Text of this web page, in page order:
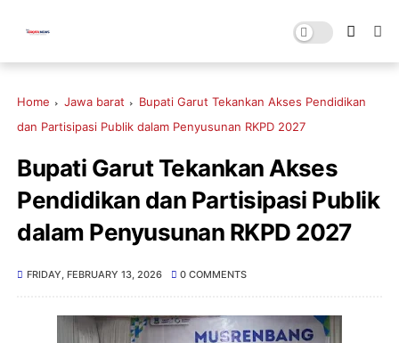
Home Jawa barat
Bupati Garut Tekankan Akses Pendidikan
dan Partisipasi Publik dalam Penyusunan RKPD 2027
Bupati Garut Tekankan Akses
Pendidikan dan Partisipasi Publik
dalam Penyusunan RKPD 2027
FRIDAY, FEBRUARY 13, 2026 0 COMMENTS